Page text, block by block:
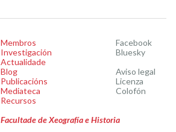
Membros
Investigación
Actualidade
Blog
Publicacións
Mediateca
Recursos
Facebook
Bluesky
Aviso legal
Licenza
Colofón
Facultade de Xeografía e Historia